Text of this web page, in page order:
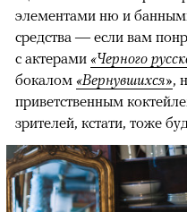
элементами ню и
средства — если вам
с актерами «Черного
бокалом «Вернувшихся»,
приветственным
зрителей, кстати, тоже